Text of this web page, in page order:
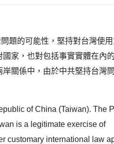
題的可能性，堅持對台灣使
家，也對包括事實實體在內
關係中，由於中共堅持台灣
of China (Taiwan). The
is a legitimate exercise of
customary international law